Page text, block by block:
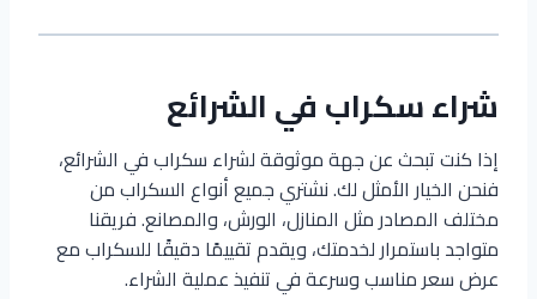
شراء سكراب في الشرائع
إذا كنت تبحث عن جهة موثوقة لشراء سكراب في الشرائع،
فنحن الخيار الأمثل لك. نشتري جميع أنواع السكراب من
مختلف المصادر مثل المنازل، الورش، والمصانع. فريقنا
متواجد باستمرار لخدمتك، ويقدم تقييمًا دقيقًا للسكراب مع
عرض سعر مناسب وسرعة في تنفيذ عملية الشراء.